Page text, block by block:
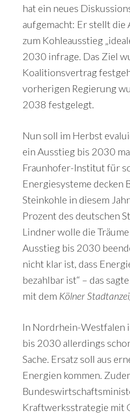
hat ein neues
aufgemacht: Er stellt die
zum Kohleausstieg
2030 infrage. Das Ziel
Koalitionsvertrag
vorherigen Regierung
2038 festgelegt.
Nun soll im Herbst
ein Ausstieg bis 2030
Fraunhofer-Institut für
Energiesysteme decken
Steinkohle in diesem
Prozent des deutschen
Lindner wolle die
Ausstieg bis 2030
nicht klar ist, dass
bezahlbar ist“ – das
mit dem Kölner
In Nordrhein-Westfalen
bis 2030 allerdings
Sache. Ersatz soll aus
Energien kommen.
Kraftwerksstrategie mit